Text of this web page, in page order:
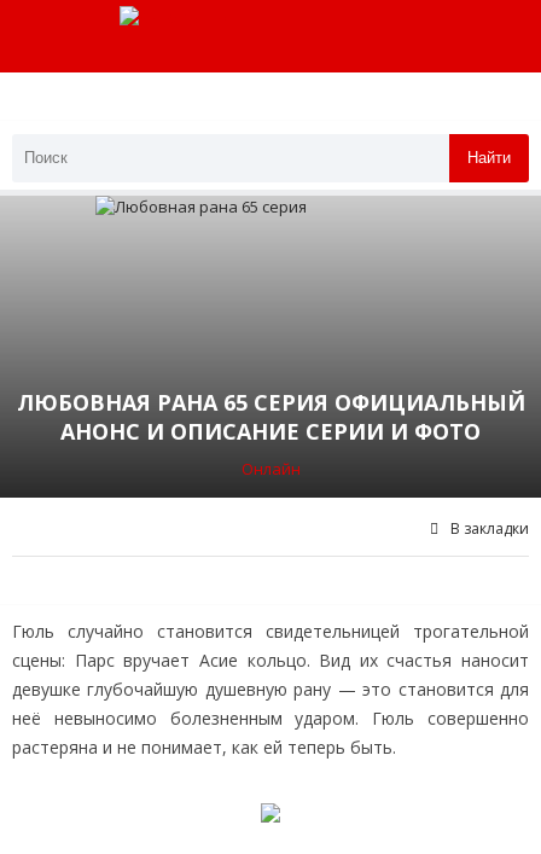
Найти
ЛЮБОВНАЯ РАНА 65 СЕРИЯ ОФИЦИАЛЬНЫЙ
АНОНС И ОПИСАНИЕ СЕРИИ И ФОТО
Онлайн
В закладки
Гюль случайно становится свидетельницей трогательной
сцены: Парс вручает Асие кольцо. Вид их счастья наносит
девушке глубочайшую душевную рану — это становится для
неё невыносимо болезненным ударом. Гюль совершенно
растеряна и не понимает, как ей теперь быть.